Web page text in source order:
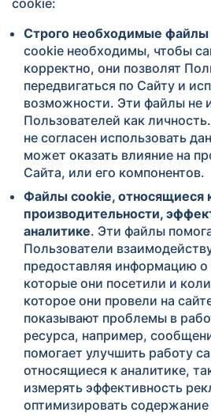
cookie:
Строго необходимые файлы
cookie необходимы, чтобы
корректно, они позволят
передвигаться по Сайту и
возможности. Эти файлы не
Пользователей как
не согласен использовать
может оказать влияние на
Сайта, или его компонентов.
Файлы cookie, относящиеся
производительности,
аналитике. Эти файлы
Пользователи
предоставляя информацию о
которые они посетили и
которое они провели на
показывают проблемы в
ресурса, например,
помогает улучшить работу
относящиеся к аналитике,
измерять эффективность
оптимизировать содержание